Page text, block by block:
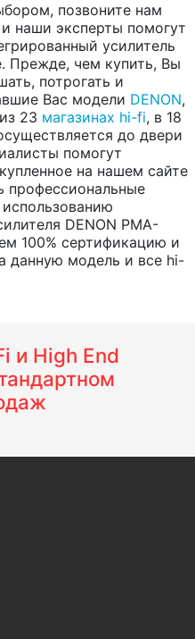
позвоните нам
наши эксперты помогут
усилитель
Прежде, чем купить, Вы
потрогать и
Вас модели DENON,
23 магазинах hi-fi, в 18
до двери
помогут
на нашем сайте
профессиональные
DENON PMA-
100% сертификацию и
данную модель и все hi-
и High End